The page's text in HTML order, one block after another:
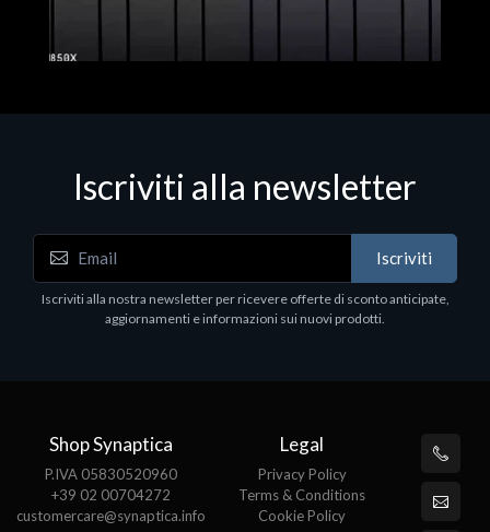
WD_BLACK SN850X NVMe SSD
WDBB9H0020BNC - SSD - 2 TB - interno - M.2
2280 - PCIe 4.0 (NVMe) - dissipatore integrato -
nero
Iscriviti alla newsletter
Iscriviti
Iscriviti alla nostra newsletter per ricevere offerte di sconto anticipate,
aggiornamenti e informazioni sui nuovi prodotti.
Shop Synaptica
P.IVA 05830520960
+39 02 00704272
customercare@synaptica.info
Legal
Privacy Policy
Terms & Conditions
Cookie Policy